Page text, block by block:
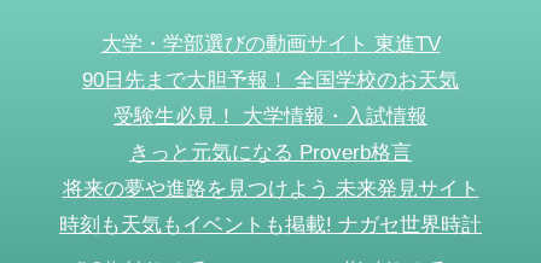
大学・学部選びの動画サイト 東進TV
90日先まで大胆予報！ 全国学校のお天気
受験生必見！ 大学情報・入試情報
きっと元気になる Proverb格言
将来の夢や進路を見つけよう 未来発見サイト
時刻も天気もイベントも掲載! ナガセ世界時計